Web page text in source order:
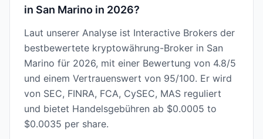
in San Marino in 2026?
Laut unserer Analyse ist Interactive Brokers der
bestbewertete kryptowährung-Broker in San
Marino für 2026, mit einer Bewertung von 4.8/5
und einem Vertrauenswert von 95/100. Er wird
von SEC, FINRA, FCA, CySEC, MAS reguliert
und bietet Handelsgebühren ab $0.0005 to
$0.0035 per share.